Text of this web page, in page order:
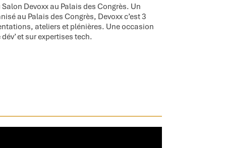
Devoxx au Palais des Congrès. Un
au Palais des Congrès, Devoxx c’est 3
ateliers et plénières. Une occasion
et sur expertises tech.